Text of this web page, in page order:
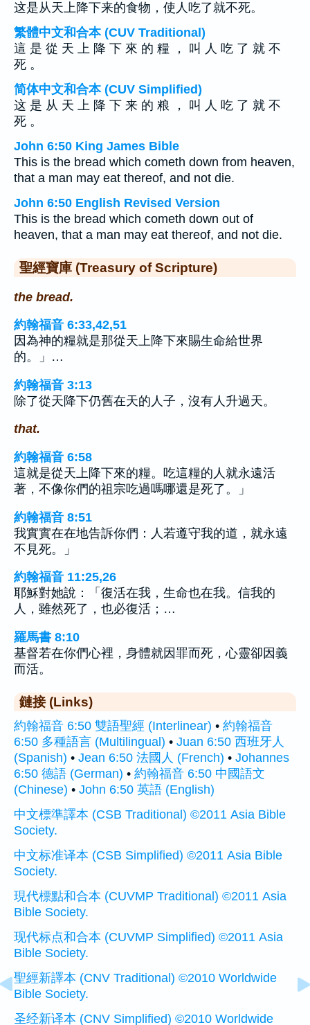
这是从天上降下来的食物，使人吃了就不死。
繁體中文和合本 (CUV Traditional)
這 是 從 天 上 降 下 來 的 糧 ， 叫 人 吃 了 就 不
死 。
简体中文和合本 (CUV Simplified)
这 是 从 天 上 降 下 来 的 粮 ， 叫 人 吃 了 就 不
死 。
John 6:50 King James Bible
This is the bread which cometh down from heaven,
that a man may eat thereof, and not die.
John 6:50 English Revised Version
This is the bread which cometh down out of
heaven, that a man may eat thereof, and not die.
聖經寶庫 (Treasury of Scripture)
the bread.
約翰福音 6:33,42,51
因為神的糧就是那從天上降下來賜生命給世界
的。」…
約翰福音 3:13
除了從天降下仍舊在天的人子，沒有人升過天。
that.
約翰福音 6:58
這就是從天上降下來的糧。吃這糧的人就永遠活
著，不像你們的祖宗吃過嗎哪還是死了。」
約翰福音 8:51
我實實在在地告訴你們：人若遵守我的道，就永遠
不見死。」
約翰福音 11:25,26
耶穌對她說：「復活在我，生命也在我。信我的
人，雖然死了，也必復活；…
羅馬書 8:10
基督若在你們心裡，身體就因罪而死，心靈卻因義
而活。
鏈接 (Links)
約翰福音 6:50 雙語聖經 (Interlinear) • 約翰福音
6:50 多種語言 (Multilingual) • Juan 6:50 西班牙人
(Spanish) • Jean 6:50 法國人 (French) • Johannes
6:50 德語 (German) • 約翰福音 6:50 中國語文
(Chinese) • John 6:50 英語 (English)
中文標準譯本 (CSB Traditional) ©2011 Asia Bible
Society.
中文标准译本 (CSB Simplified) ©2011 Asia Bible
Society.
現代標點和合本 (CUVMP Traditional) ©2011 Asia
Bible Society.
现代标点和合本 (CUVMP Simplified) ©2011 Asia
Bible Society.
聖經新譯本 (CNV Traditional) ©2010 Worldwide
Bible Society.
圣经新译本 (CNV Simplified) ©2010 Worldwide